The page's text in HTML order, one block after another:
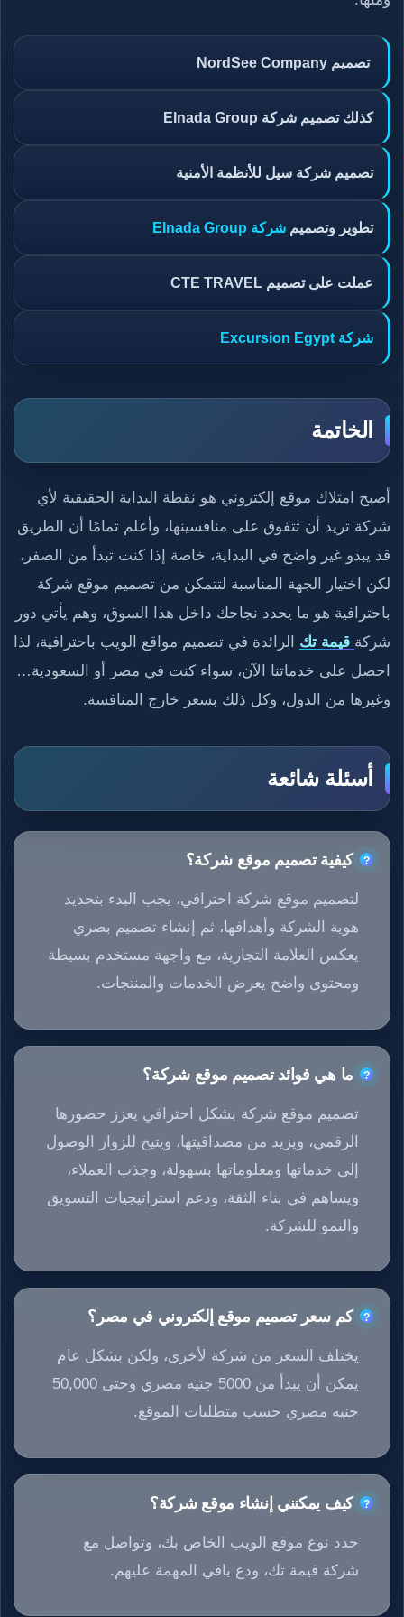
تصميم NordSee Company
كذلك تصميم شركة Elnada Group
تصميم شركة سيل للأنظمة الأمنية
تطوير وتصميم شركة Elnada Group
عملت على تصميم CTE TRAVEL
شركة Excursion Egypt
الخاتمة
أصبح امتلاك موقع إلكتروني هو نقطة البداية الحقيقية لأي
شركة تريد أن تتفوق على منافسينها، وأعلم تمامًا أن الطريق
قد يبدو غير واضح في البداية، خاصة إذا كنت تبدأ من الصفر،
لكن اختيار الجهة المناسبة لتتمكن من تصميم موقع شركة
باحترافية هو ما يحدد نجاحك داخل هذا السوق، وهم يأتي دور
شركة قيمة تك الرائدة في تصميم مواقع الويب باحترافية، لذا
احصل على خدماتنا الآن، سواء كنت في مصر أو السعودية…
وغيرها من الدول، وكل ذلك بسعر خارج المنافسة.
أسئلة شائعة
كيفية تصميم موقع شركة؟
لتصميم موقع شركة احترافي، يجب البدء بتحديد
هوية الشركة وأهدافها، ثم إنشاء تصميم بصري
يعكس العلامة التجارية، مع واجهة مستخدم بسيطة
ومحتوى واضح يعرض الخدمات والمنتجات.
ما هي فوائد تصميم موقع شركة؟
تصميم موقع شركة بشكل احترافي يعزز حضورها
الرقمي، ويزيد من مصداقيتها، ويتيح للزوار الوصول
إلى خدماتها ومعلوماتها بسهولة، وجذب العملاء،
ويساهم في بناء الثقة، ودعم استراتيجيات التسويق
والنمو للشركة.
كم سعر تصميم موقع إلكتروني في مصر؟
يختلف السعر من شركة لأخرى، ولكن بشكل عام
يمكن أن يبدأ من 5000 جنيه مصري وحتى 50,000
جنيه مصري حسب متطلبات الموقع.
كيف يمكنني إنشاء موقع شركة؟
حدد نوع موقع الويب الخاص بك، وتواصل مع
شركة قيمة تك، ودع باقي المهمة عليهم.